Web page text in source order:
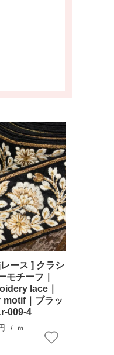
ース ] クラシ
モチーフ｜
lace｜
｜ブラッ
009-4
ｍ